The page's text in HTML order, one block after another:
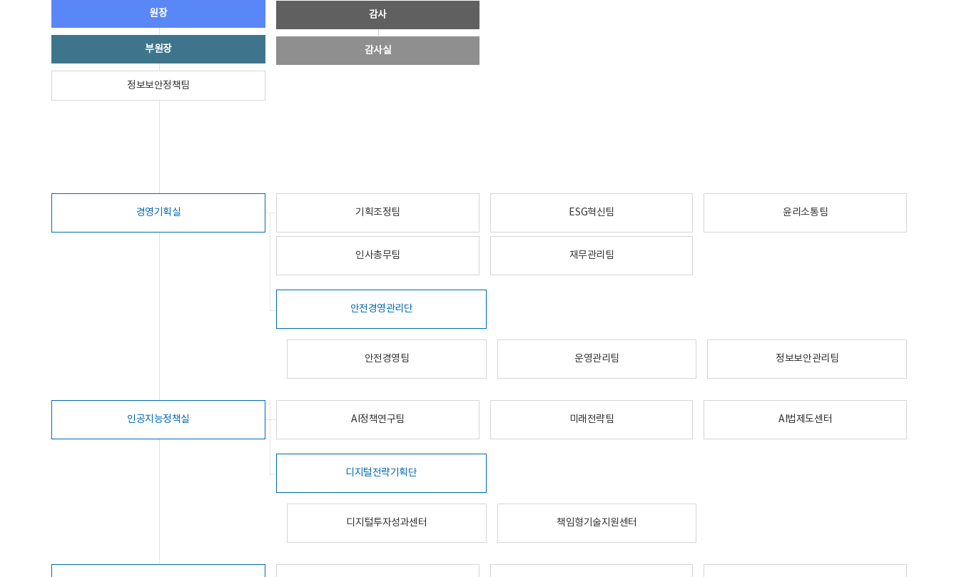
원장
부원장
정보보안정책팀
감사
감사실
경영기획실 기획조정팀 ESG혁신팀 윤리소통팀
인사총무팀 재무관리팀
안전경영관리단
안전경영팀 운영관리팀 정보보안관리팀
인공지능정책실 AI정책연구팀 미래전략팀 AI법제도센터
디지털전략기획단
디지털투자성과센터 책임형기술지원센터